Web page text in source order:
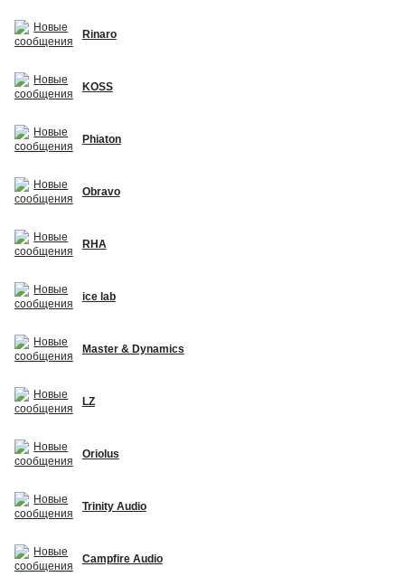
Rinaro
KOSS
Phiaton
Obravo
RHA
ice lab
Master & Dynamics
LZ
Oriolus
Trinity Audio
Campfire Audio